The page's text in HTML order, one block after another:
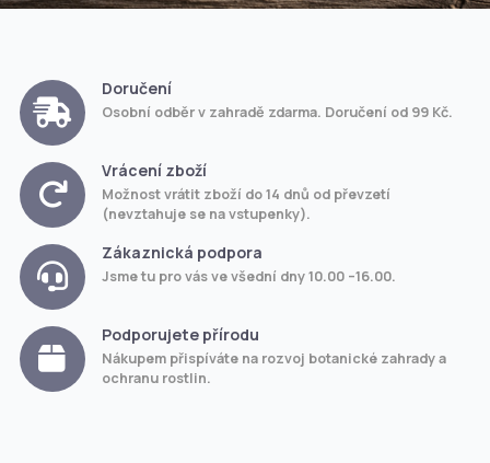
Doručení
Osobní odběr v zahradě zdarma. Doručení od 99 Kč.
Vrácení zboží
Možnost vrátit zboží do 14 dnů od převzetí
(nevztahuje se na vstupenky).
Zákaznická podpora
Jsme tu pro vás ve všední dny 10.00 –16.00.
Podporujete přírodu
Nákupem přispíváte na rozvoj botanické zahrady a
ochranu rostlin.